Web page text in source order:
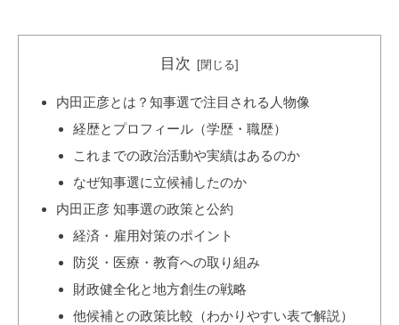
目次
内田正彦とは？知事選で注目される人物像
経歴とプロフィール（学歴・職歴）
これまでの政治活動や実績はあるのか
なぜ知事選に立候補したのか
内田正彦 知事選の政策と公約
経済・雇用対策のポイント
防災・医療・教育への取り組み
財政健全化と地方創生の戦略
他候補との政策比較（わかりやすい表で解説）